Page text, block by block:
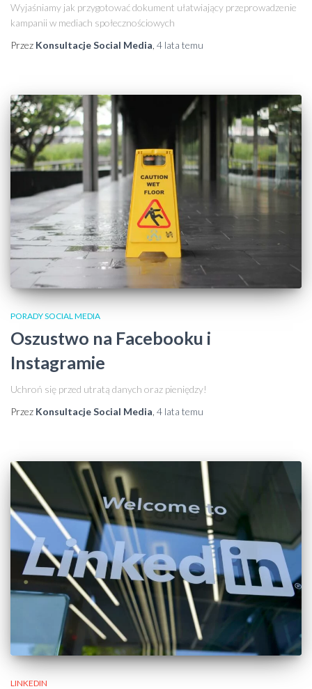
Wyjaśniamy jak przygotować dokument ułatwiający przeprowadzenie
kampanii w mediach społecznościowych
Przez Konsultacje Social Media 4 lata temu
PORADY SOCIAL MEDIA
Oszustwo na Facebooku i
Instagramie
Uchroń się przed utratą danych oraz pieniędzy!
Przez Konsultacje Social Media 4 lata temu
LINKEDIN